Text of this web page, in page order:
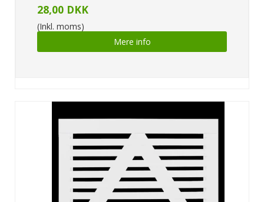
28,00 DKK
(Inkl. moms)
Mere info